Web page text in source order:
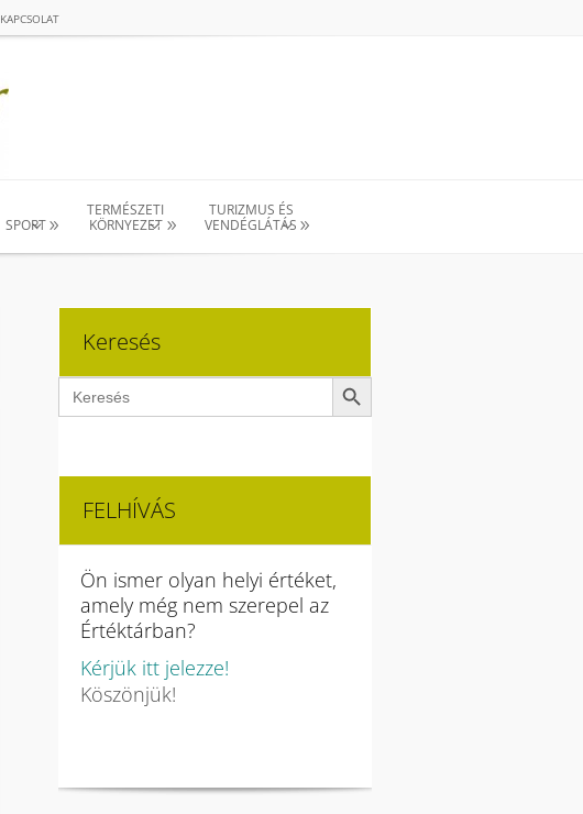
KAPCSOLAT
SPORT
TERMÉSZETI
KÖRNYEZET
TURIZMUS ÉS
VENDÉGLÁTÁS
Keresés
Search
for:
Search Button
FELHÍVÁS
Ön ismer olyan helyi értéket,
amely még nem szerepel az
Értéktárban?
Kérjük itt jelezze!
Köszönjük!